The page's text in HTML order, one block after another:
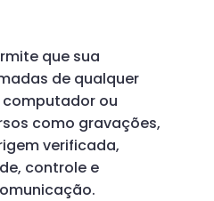
que sua
de qualquer
computador ou
como gravações,
verificada,
controle e